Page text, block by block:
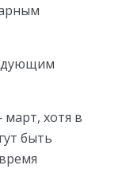
хотя в
быть